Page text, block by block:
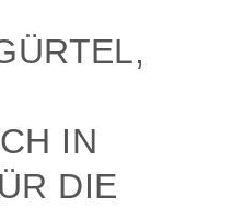
IN
DIE